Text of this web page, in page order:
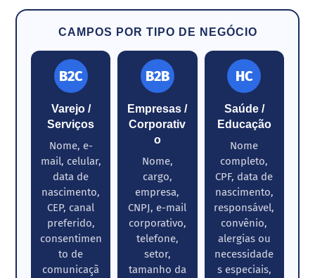
CAMPOS POR TIPO DE NEGÓCIO
B2C
Varejo /
Serviços
Nome, e-
mail, celular,
data de
nascimento,
CEP, canal
preferido,
consentimen
to de
comunicaçã
B2B
Empresas /
Corporativ
o
Nome,
cargo,
empresa,
CNPJ, e-mail
corporativo,
telefone,
setor,
tamanho da
HC
Saúde /
Educação
Nome
completo,
CPF, data de
nascimento,
responsável,
convênio,
alergias ou
necessidade
s especiais,